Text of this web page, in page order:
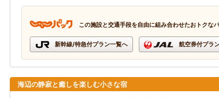
この施設と交通手段を自由に組み合わせたおトクな
新幹線/特急付プラン一覧へ 航空券付プラ
海辺の静寂と癒しを楽しむ小さな宿